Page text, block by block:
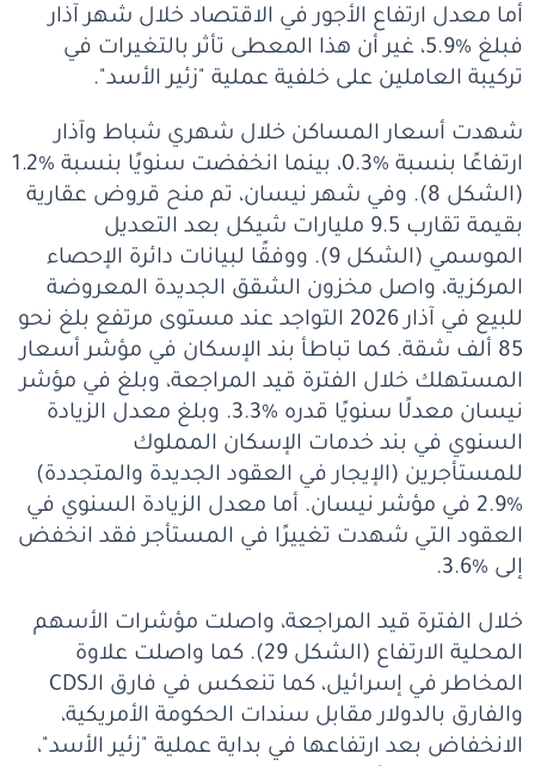
أما معدل ارتفاع الأجور في الاقتصاد خلال شهر آذار
فبلغ %5.9، غير أن هذا المعطى تأثر بالتغيرات في
تركيبة العاملين على خلفية عملية "زئير الأسد".
شهدت أسعار المساكن خلال شهري شباط وآذار
ارتفاعًا بنسبة %0.3، بينما انخفضت سنويًا بنسبة %1.2
(الشكل 8). وفي شهر نيسان، تم منح قروض عقارية
بقيمة تقارب 9.5 مليارات شيكل بعد التعديل
الموسمي (الشكل 9). ووفقًا لبيانات دائرة الإحصاء
المركزية، واصل مخزون الشقق الجديدة المعروضة
للبيع في آذار 2026 التواجد عند مستوى مرتفع بلغ نحو
85 ألف شقة. كما تباطأ بند الإسكان في مؤشر أسعار
المستهلك خلال الفترة قيد المراجعة، وبلغ في مؤشر
نيسان معدلًا سنويًا قدره %3.3. وبلغ معدل الزيادة
السنوي في بند خدمات الإسكان المملوك
للمستأجرين (الإيجار في العقود الجديدة والمتجددة)
%2.9 في مؤشر نيسان. أما معدل الزيادة السنوي في
العقود التي شهدت تغييرًا في المستأجر فقد انخفض
إلى %3.6.
خلال الفترة قيد المراجعة، واصلت مؤشرات الأسهم
المحلية الارتفاع (الشكل 29). كما واصلت علاوة
المخاطر في إسرائيل، كما تنعكس في فارق الـCDS
والفارق بالدولار مقابل سندات الحكومة الأمريكية،
الانخفاض بعد ارتفاعها في بداية عملية "زئير الأسد"،